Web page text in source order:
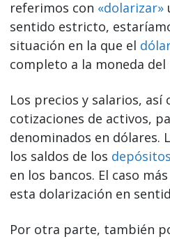
referimos con «dolarizar»
sentido estricto,
situación en la que el
completo a la moneda del
Los precios y salarios,
cotizaciones de activos,
denominados en dólares.
los saldos de los depósitos
en los bancos. El caso
esta dolarización en
Por otra parte, también